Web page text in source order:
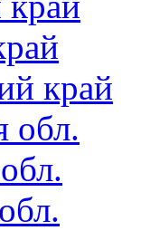
край
обл.